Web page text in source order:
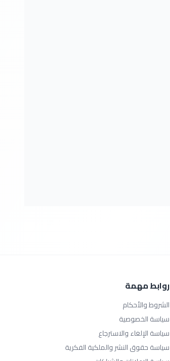
روابط مهمة
الشروط والأحكام
سياسة الخصوصية
سياسة الإلغاء والاسترجاع
سياسة حقوق النشر والملكية الفكرية